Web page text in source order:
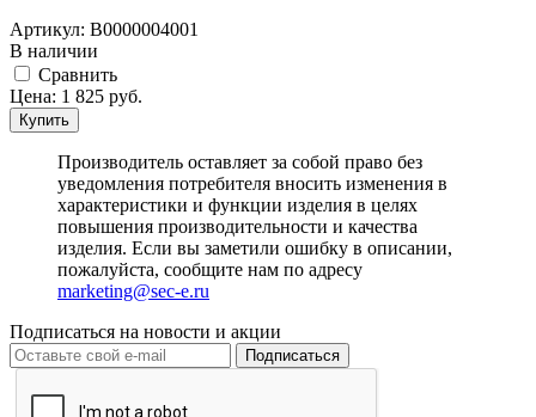
Артикул: В0000004001
В наличии
Cравнить
Цена: 1 825 руб.
Купить
Производитель оставляет за собой право без
уведомления потребителя вносить изменения в
характеристики и функции изделия в целях
повышения производительности и качества
изделия. Если вы заметили ошибку в описании,
пожалуйста, сообщите нам по адресу
marketing@sec-e.ru
Подписаться на новости и акции
Подписаться